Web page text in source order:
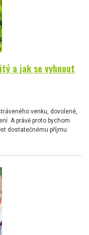
a jak se vyhnout
venku, dovolené,
A právě proto bychom
dostatečnému příjmu